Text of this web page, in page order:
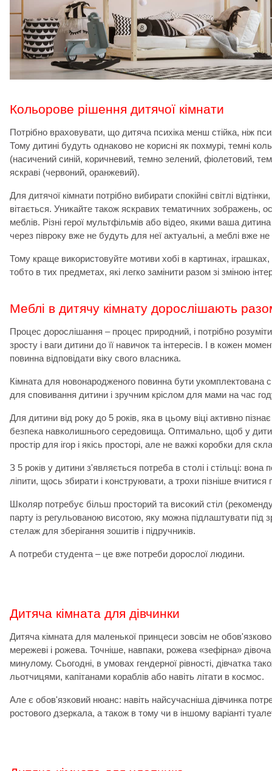
Кольорове рішення дитячої кімнати
Потрібно враховувати, що дитяча психіка менш стійка, ніж
Тому дитині будуть однаково не корисні як похмурі, темні
(насичений синій, коричневий, темно зелений, фіолетовий,
яскраві (червоний, оранжевий).
Для дитячої кімнати потрібно вибирати спокійні світлі
вітається. Уникайте також яскравих тематичних зображень,
меблів. Різні герої мультфільмів або відео, якими ваша
через півроку вже не будуть для неї актуальні, а меблі вже
Тому краще використовуйте мотиви хобі в картинах, іграшках,
тобто в тих предметах, які легко замінити разом зі зміною
Меблі в дитячу кімнату дорослішають
Процес дорослішання –процес природний, і потрібно
зросту і ваги дитини до її навичок та інтересів. І в кожен
повинна відповідати віку свого власника.
Кімната для новонародженого повинна бути укомплектована
для сповивання дитини і зручним кріслом для мами на час
Для дитини від року до 5 років, яка в цьому віці активно
безпека навколишнього середовища. Оптимально, щоб у
простір для ігор і якісь просторі, але не важкі коробки для
З 5 років у дитини з'являється потреба в столі і стільці:
ліпити, щось збирати і конструювати, а трохи пізніше вчитися
Школяр потребує більш просторий та високий стіл
парту із регульованою висотою, яку можна підлаштувати під
стелаж для зберігання зошитів і підручників.
А потреби студента –це вже потреби дорослої людини.
Дитяча кімната для дівчинки
Дитяча кімната для маленької принцеси зовсім не
мережеві і рожева. Точніше, навпаки, рожева «зефірна»
минулому. Сьогодні, в умовах гендерної рівності, дівчатка
льотчицями, капітанами кораблів або навіть літати в космос.
Але є обов'язковий нюанс: навіть найсучасніша дівчинка
ростового дзеркала, а також в тому чи в іншому варіанті